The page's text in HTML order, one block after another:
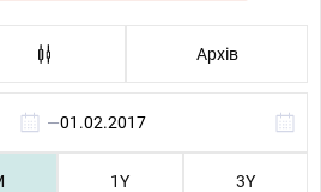
Архів
—
1Y 3Y